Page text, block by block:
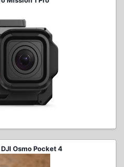
Osmo Pocket 4